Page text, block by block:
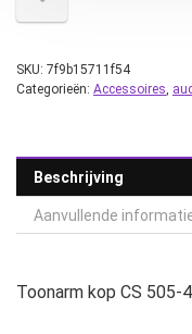
SKU: 7f9b15711f54
Categorieën: Accessoires,
Beschrijving
Aanvullende
Toonarm kop CS 505-4